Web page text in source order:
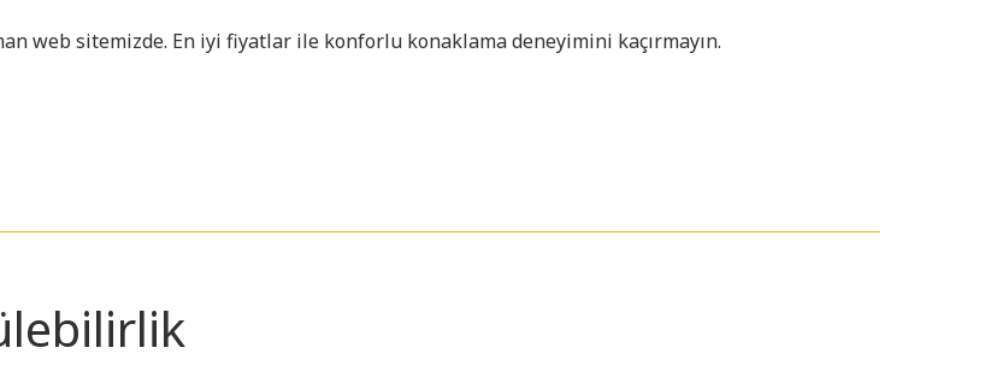
web sitemizde. En iyi fiyatlar ile konforlu konaklama deneyimini kaçırmayın.